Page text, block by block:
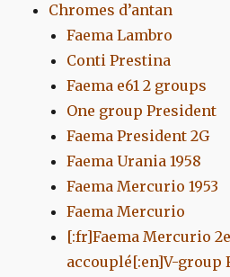
Chromes d’antan
Faema Lambro
Conti Prestina
Faema e61 2 groups
One group President
Faema President 2G
Faema Urania 1958
Faema Mercurio 1953
Faema Mercurio
[:fr]Faema Mercurio
accouplé[:en]V-group